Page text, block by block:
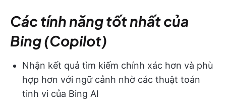
Các tính năng tốt nhất của
Bing (Copilot)
Nhận kết quả tìm kiếm chính xác hơn và phù
hợp hơn với ngữ cảnh nhờ các thuật toán
tinh vi của Bing AI